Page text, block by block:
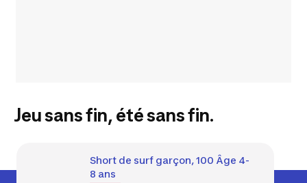
Jeu sans fin, été sans fin.
Short de surf garçon, 100 Âge 4-
8 ans